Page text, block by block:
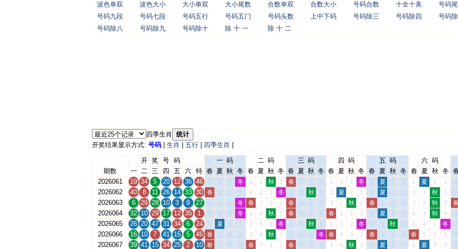
波色单双
波色大小 大小单双 大小尾数 合数单双 合数大小 号码合数 十全十美 号码
号码九段
号码七段 号码五行 号码五门 号码头数 上中下码 号码除三 号码除四 号码
号码除八
号码除九 号码除十 除 十 一 除 十 二
四季生肖
统计
开奖结果显示方式: 号码 生肖 五行 四季生肖
开 奖 号 码 一 码 二 码 三 码 四 码 五 码 六 码
期数
一 二 三 四 五 六 特 春 夏 秋 冬 春 夏 秋 冬 春 夏 秋 冬 春 夏 秋 冬 春 夏 秋 冬 春 夏 秋 冬
2026061
19 34 5 20 12 36 46 1 1 1 冬 1 1 秋 1 春 1 1 1 1 1 1 冬 1 夏 1 1 1 夏 1 1 1
2026062
40 8 11 26 14 33 30 春 2 2 1 2 2 1 冬 1 2 秋 2 2 夏 2 1 2 夏 2 2 2 1 秋 2 2
2026063
6 29 28 10 3 9 27 1 3 3 冬 春 3 2 1 春 3 1 3 3 1 秋 2 春 1 3 3 3 2 秋 3 春
2026064
32 10 29 17 12 35 1 2 4 4 冬 1 4 秋 2 春 4 2 4 春 2 1 3 1 夏 4 4 4 3 秋 4 1
2026065
26 20 47 31 34 6 24 3 夏 5 1 2 5 1 冬 1 5 秋 5 1 3 2 冬 2 1 秋 5 5 4 1 冬 2
2026066
16 10 7 41 15 5 46 春 1 6 2 3 6 秋 1 2 6 1 冬 春 4 3 1 春 2 1 6 春 5 2 1 3
2026067
39 41 15 34 25 2 10 春 2 7 3 春 7 1 2 春 7 2 1 1 5 秋 2 1 夏 2 7 1 夏 3 2 4